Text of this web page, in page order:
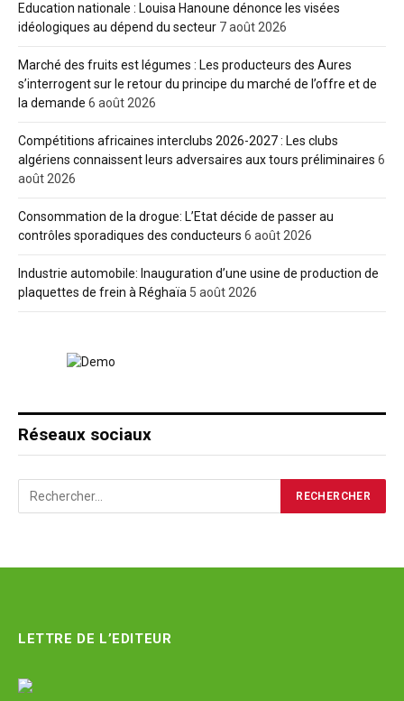
Education nationale : Louisa Hanoune dénonce les visées
idéologiques au dépend du secteur 7 août 2026
Marché des fruits est légumes : Les producteurs des Aures
s’interrogent sur le retour du principe du marché de l’offre et de
la demande 6 août 2026
Compétitions africaines interclubs 2026-2027 : Les clubs
algériens connaissent leurs adversaires aux tours préliminaires 6
août 2026
Consommation de la drogue: L’Etat décide de passer au
contrôles sporadiques des conducteurs 6 août 2026
Industrie automobile: Inauguration d’une usine de production de
plaquettes de frein à Réghaïa 5 août 2026
Réseaux sociaux
LETTRE DE L’EDITEUR